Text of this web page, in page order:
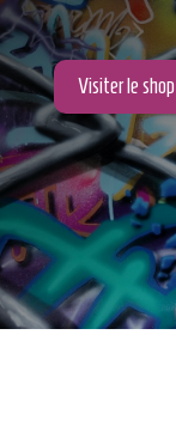
Visiter le shop